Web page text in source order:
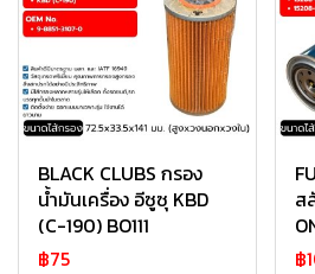
BLACK CLUBS กรอง
น้ำมันเครื่อง อีซูซุ KBD
(C-190) BO111
฿75
ส
฿